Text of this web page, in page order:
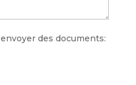
des documents: